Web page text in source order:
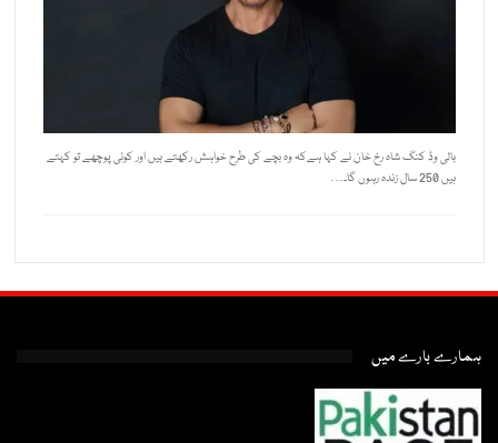
بالی وڈ کنگ شاہ رخ خان نے کہا ہےکہ وہ بچے کی طرح خواہش رکھتے ہیں اور کوئی پوچھے تو کہتے
ہیں 250 سال زندہ رہوں گا۔…
ہمارے بارے میں